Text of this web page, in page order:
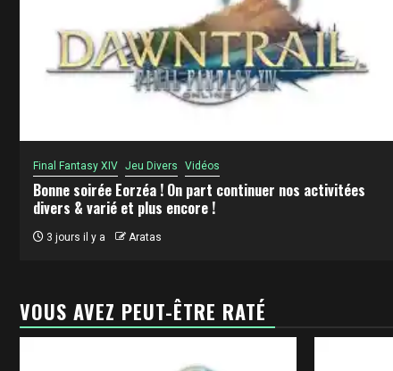
Final Fantasy XIV Jeu Divers Vidéos
Bonne soirée Eorzéa ! On part continuer nos activitées
divers & varié et plus encore !
3 jours il y a Aratas
VOUS AVEZ PEUT-ÊTRE RATÉ